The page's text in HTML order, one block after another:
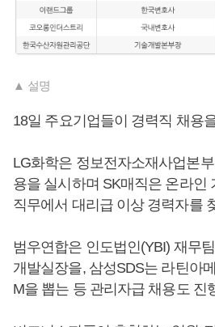
▲ 설명
18일 주요기업들이 경력직 채용
LG화학은 정보전자소재사업본
용을 실시하며 SK매직은 온라인
직무에서 대리급 이상 경력자를
범우연합은 인도법인(YBI) 재무
개발실장을, 삼성SDS는 라틴아
M을 뽑는 등 관리자급 채용도 진